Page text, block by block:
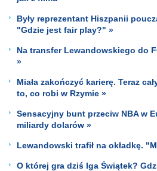
Były reprezentant Hiszpanii
"Gdzie jest fair play?" »
Na transfer Lewandowskiego do
»
Miała zakończyć karierę. Teraz
to, co robi w Rzymie »
Sensacyjny bunt przeciw NBA w
miliardy dolarów »
Lewandowski trafił na okładkę.
O której gra dziś Iga Świątek?